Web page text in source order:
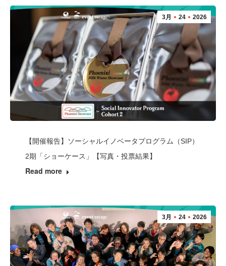
3月 24 2026
【開催報告】ソーシャルイノベータプログラム（SIP）
2期「ショーケース」【写真・投票結果】
Read more
3月 24 2026